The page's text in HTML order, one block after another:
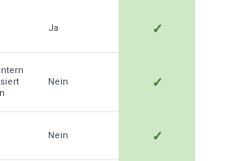
Ja ✓
Nein ✓
Nein ✓